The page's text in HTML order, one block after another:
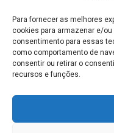
Para fornecer as melhores
cookies para armazenar e/
consentimento para essas
como comportamento de
consentir ou retirar o
recursos e funções.
MAPA DO SITE